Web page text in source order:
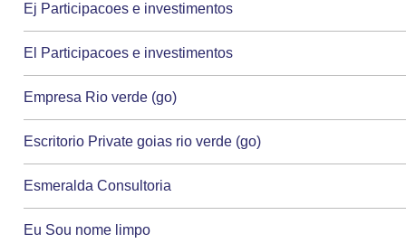
Ej Participacoes e investimentos
El Participacoes e investimentos
Empresa Rio verde (go)
Escritorio Private goias rio verde (go)
Esmeralda Consultoria
Eu Sou nome limpo